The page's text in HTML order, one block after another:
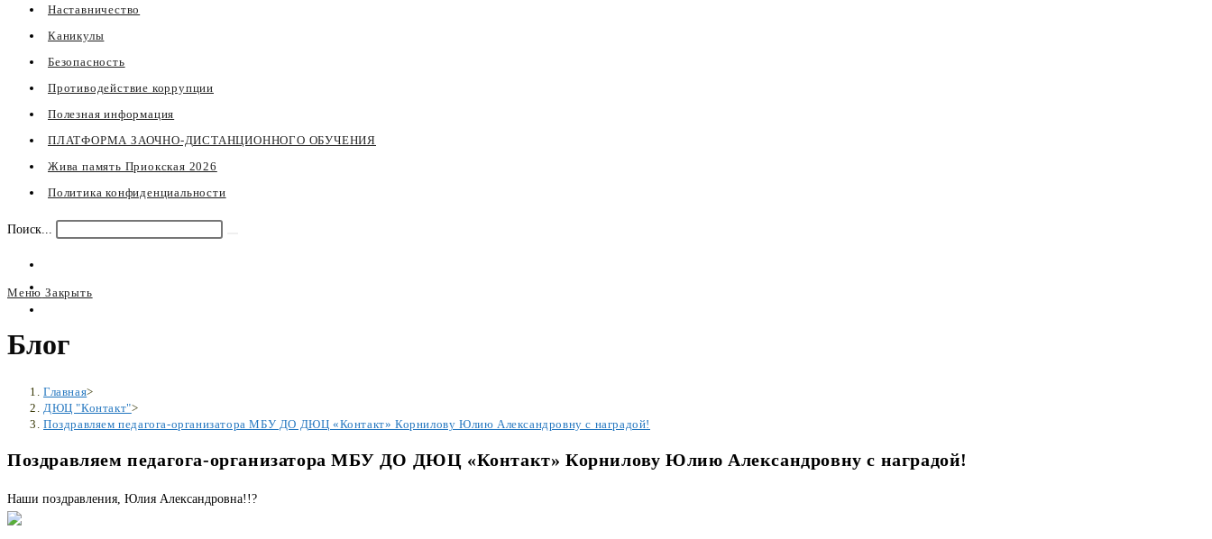
Наставничество
Каникулы
Безопасность
Противодействие коррупции
Полезная информация
ПЛАТФОРМА ЗАОЧНО-ДИСТАНЦИОННОГО ОБУЧЕНИЯ
Жива память Приокская 2026
Политика конфиденциальности
Поиск...
Меню Закрыть
Блог
Главная>
ДЮЦ "Контакт">
Поздравляем педагога-организатора МБУ ДО ДЮЦ «Контакт» Корнилову Юлию Александровну с наградой!
Поздравляем педагога-организатора МБУ ДО ДЮЦ «Контакт» Корнилову Юлию Александровну с наградой!
Наши поздравления, Юлия Александровна!!?